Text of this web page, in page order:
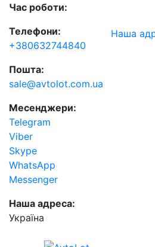
Час роботи:
Телефони:
+380632744840
Пошта:
sale@avtolot.com.ua
Месенджери:
Telegram
Viber
Skype
WhatsApp
Messenger
Наша адреса:
Українa
Наша